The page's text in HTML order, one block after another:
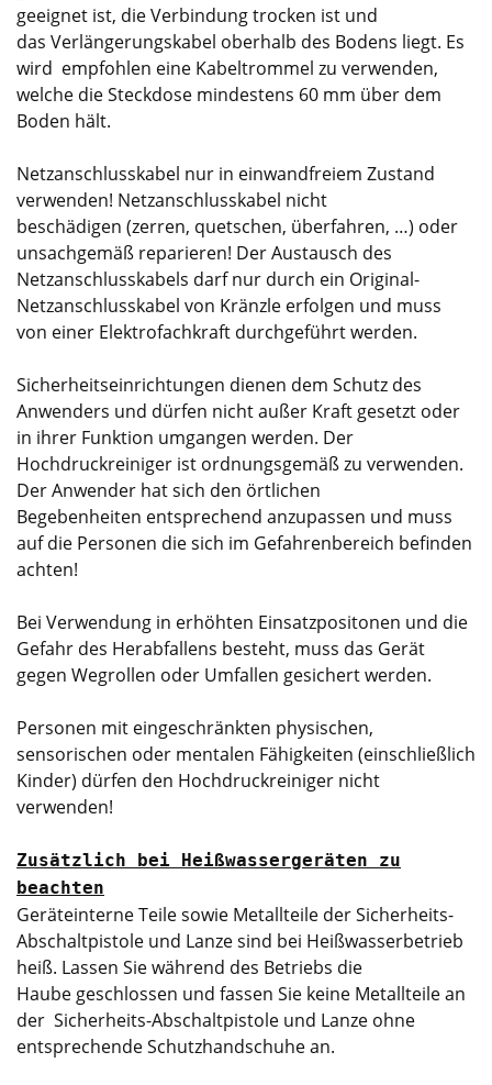
geeignet ist, die Verbindung trocken ist und
das Verlängerungskabel oberhalb des Bodens liegt. Es
wird empfohlen eine Kabeltrommel zu verwenden,
welche die Steckdose mindestens 60 mm über dem
Boden hält.
Netzanschlusskabel nur in einwandfreiem Zustand
verwenden! Netzanschlusskabel nicht
beschädigen (zerren, quetschen, überfahren, …) oder
unsachgemäß reparieren! Der Austausch des
Netzanschlusskabels darf nur durch ein Original-
Netzanschlusskabel von Kränzle erfolgen und muss
von einer Elektrofachkraft durchgeführt werden.
Sicherheitseinrichtungen dienen dem Schutz des
Anwenders und dürfen nicht außer Kraft gesetzt oder
in ihrer Funktion umgangen werden. Der
Hochdruckreiniger ist ordnungsgemäß zu verwenden.
Der Anwender hat sich den örtlichen
Begebenheiten entsprechend anzupassen und muss
auf die Personen die sich im Gefahrenbereich befinden
achten!
Bei Verwendung in erhöhten Einsatzpositonen und die
Gefahr des Herabfallens besteht, muss das Gerät
gegen Wegrollen oder Umfallen gesichert werden.
Personen mit eingeschränkten physischen,
sensorischen oder mentalen Fähigkeiten (einschließlich
Kinder) dürfen den Hochdruckreiniger nicht
verwenden!
Zusätzlich bei Heißwassergeräten zu
beachten
Geräteinterne Teile sowie Metallteile der Sicherheits-
Abschaltpistole und Lanze sind bei Heißwasserbetrieb
heiß. Lassen Sie während des Betriebs die
Haube geschlossen und fassen Sie keine Metallteile an
der Sicherheits-Abschaltpistole und Lanze ohne
entsprechende Schutzhandschuhe an.